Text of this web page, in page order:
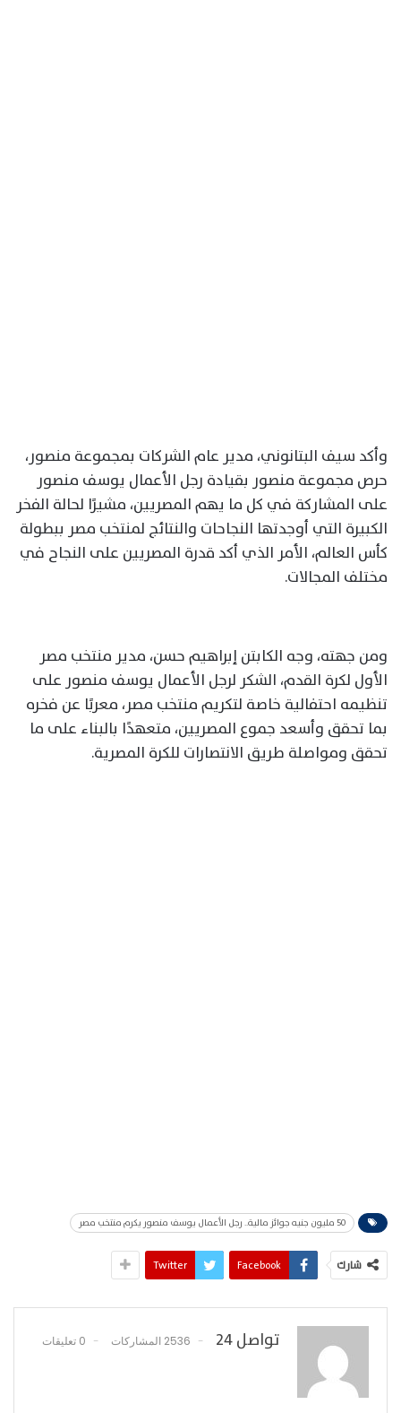
وأكد سيف البتانوني، مدير عام الشركات بمجموعة منصور،
حرص مجموعة منصور بقيادة رجل الأعمال يوسف منصور
على المشاركة في كل ما يهم المصريين، مشيرًا لحالة الفخر
الكبيرة التي أوجدتها النجاحات والنتائج لمنتخب مصر ببطولة
كأس العالم، الأمر الذي أكد قدرة المصريين على النجاح في
مختلف المجالات.
ومن جهته، وجه الكابتن إبراهيم حسن، مدير منتخب مصر
الأول لكرة القدم، الشكر لرجل الأعمال يوسف منصور على
تنظيمه احتفالية خاصة لتكريم منتخب مصر، معربًا عن فخره
بما تحقق وأسعد جموع المصريين، متعهدًا بالبناء على ما
تحقق ومواصلة طريق الانتصارات للكرة المصرية.
50 مليون جنيه جوائز مالية.. رجل الأعمال يوسف منصور يكرم منتخب مصر
شارك Facebook
Twitter
تواصل 24 2536 المشاركات 0 تعليقات